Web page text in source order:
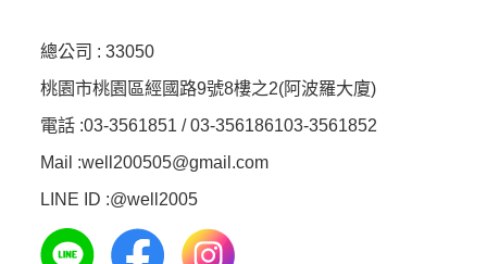
總公司 : 33050
桃園市桃園區經國路9號8樓之2(阿波羅大廈)
電話 :03-3561851 / 03-356186103-3561852
Mail :well200505@gmail.com
LINE ID :@well2005